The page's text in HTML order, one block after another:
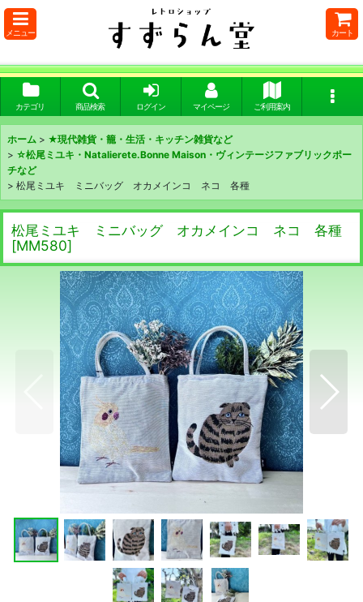
メニュー カート
カテゴリ 商品検索 ログイン マイページ ご利用案内
ホーム > ★現代雑貨・籠・生活・キッチン雑貨など
> ☆松尾ミユキ・Natalierete.Bonne Maison・ヴィンテージファブリックポー
チなど
> 松尾ミユキ ミニバッグ オカメインコ ネコ 各種
松尾ミユキ ミニバッグ オカメインコ ネコ 各種
[MM580]